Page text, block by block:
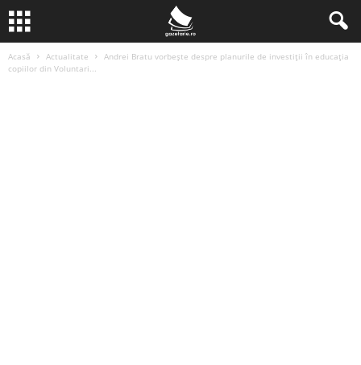
Acasă Actualitate
Andrei Bratu vorbește despre planurile de investiții în educația
copiilor din Voluntari...